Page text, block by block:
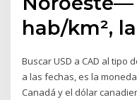
hab/km²,
Buscar USD a CAD al
a las fechas, es la
Canadá y el dólar